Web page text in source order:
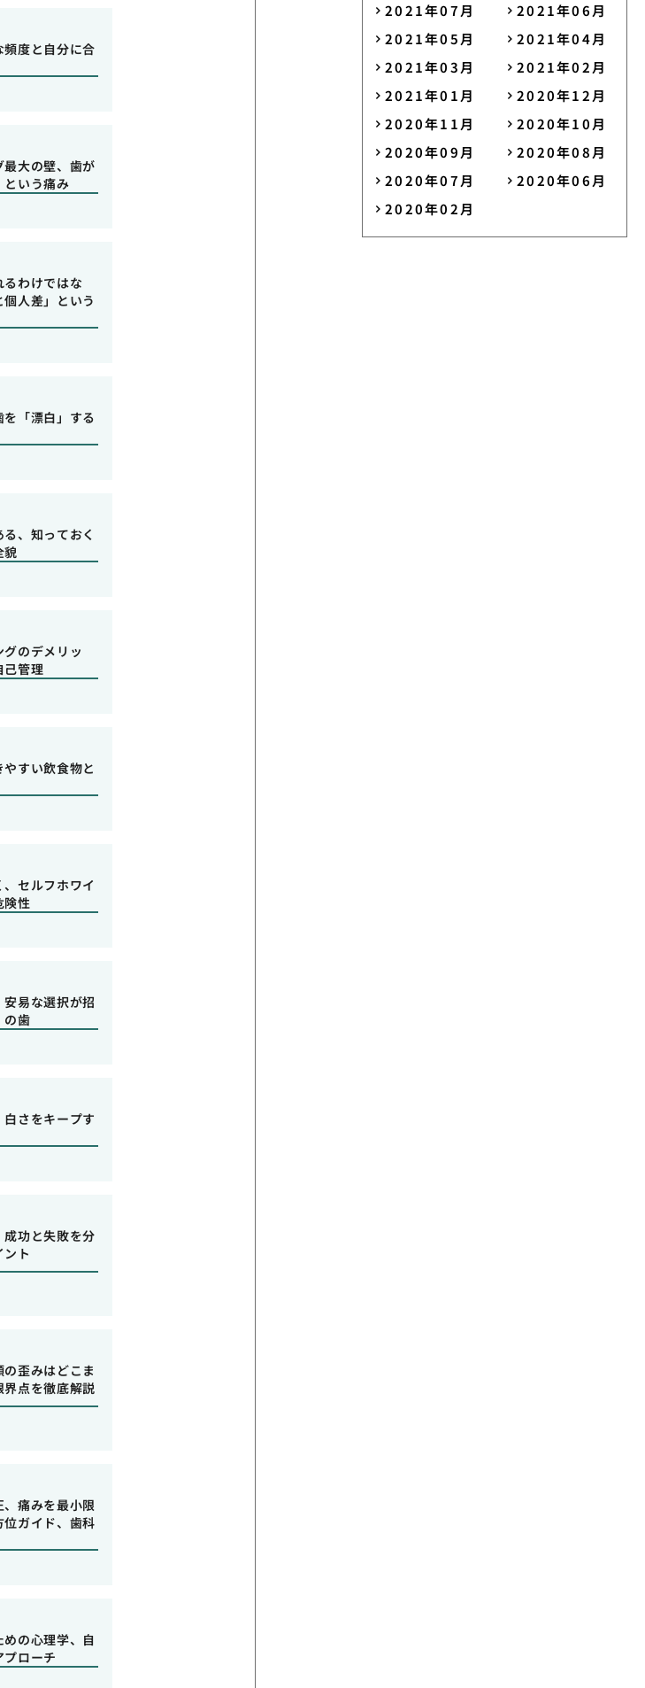
度と自分に合
大の壁、歯が
という痛み
わけではな
人差」という
「漂白」する
、知っておく
貌
のデメリッ
己管理
すい飲食物と
セルフホワイ
険性
易な選択が招
の歯
さをキープす
功と失敗を分
ト
歪みはどこま
点を徹底解説
痛みを最小限
ガイド、歯科
の心理学、自
プローチ
2021年07月
2021年06月
2021年05月
2021年04月
2021年03月
2021年02月
2021年01月
2020年12月
2020年11月
2020年10月
2020年09月
2020年08月
2020年07月
2020年06月
2020年02月